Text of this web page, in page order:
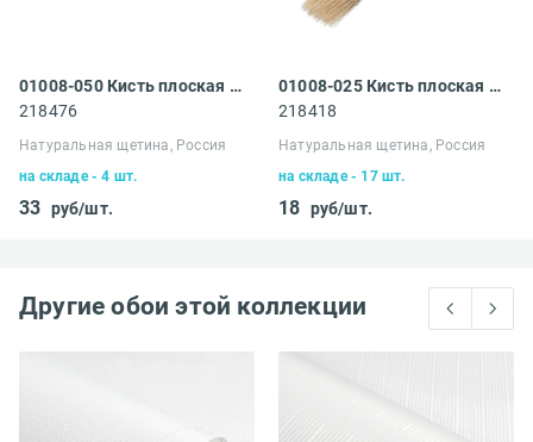
01008-050 Кисть плоская Сибин
218476
Натуральная щетина, Россия
на складе - 4 шт.
33 руб/шт.
01008-025 Кисть плоская Сибин
218418
Натуральная щетина, Россия
на складе - 17 шт.
18 руб/шт.
Другие обои этой коллекции